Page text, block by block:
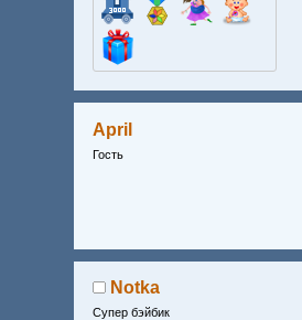
April
Гость
Notka
Супер бэйбик